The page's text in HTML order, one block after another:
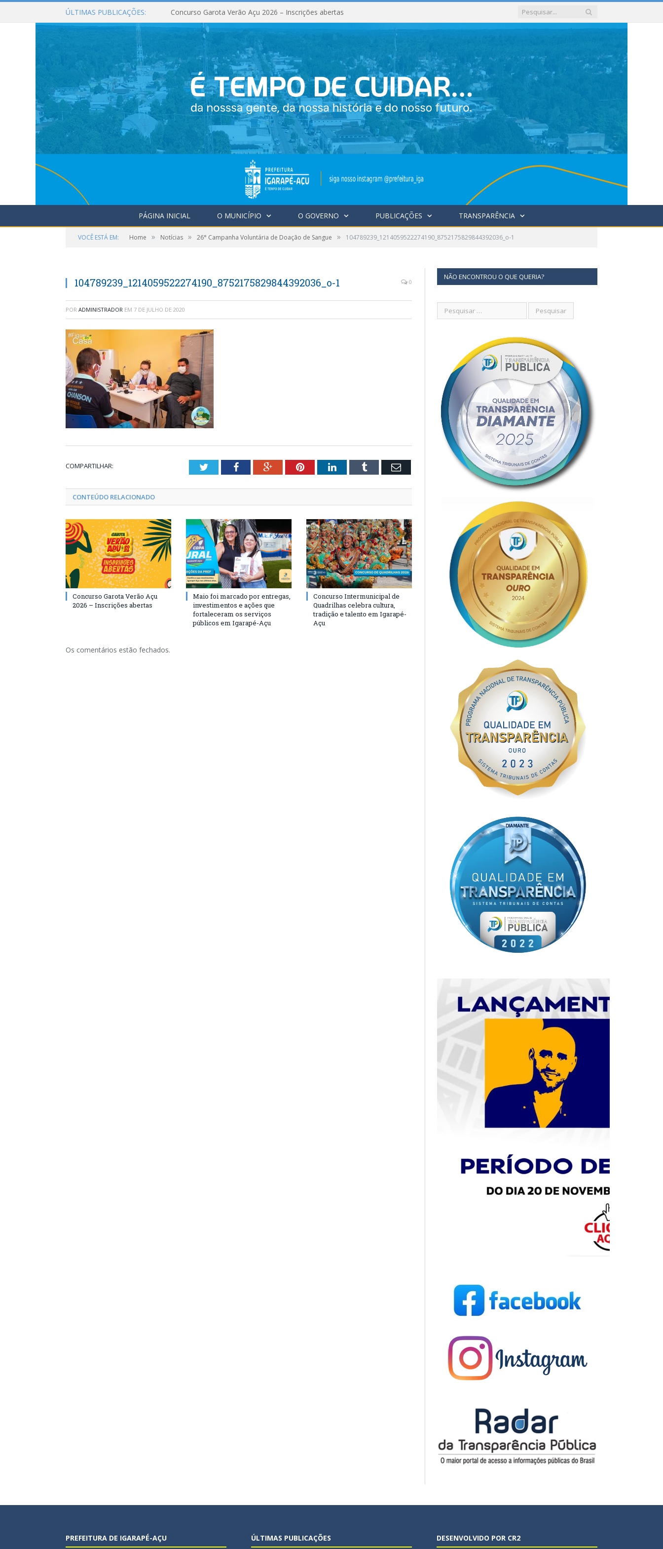
ÚLTIMAS PUBLICAÇÕES: Concurso Garota Verão Açu 2026 – Inscrições abertas
PÁGINA INICIAL O MUNICÍPIO O GOVERNO PUBLICAÇÕES TRANSPARÊNCIA
VOCÊ ESTÁ EM: Home » Notícias » 26° Campanha Voluntária de Doação de Sangue » 104789239_1214059522274190_8752175829844392036_o-1
104789239_1214059522274190_8752175829844392036_o-1 0
POR ADMINISTRADOR EM 7 DE JULHO DE 2020
COMPARTILHAR: TwitterFacebookGoogle+PinterestLinkedInTumblr Email
CONTEÚDO RELACIONADO
Concurso Garota Verão Açu
2026 – Inscrições abertas
Maio foi marcado por entregas,
investimentos e ações que
fortaleceram os serviços
públicos em Igarapé-Açu
Concurso Intermunicipal de
Quadrilhas celebra cultura,
tradição e talento em Igarapé-
Açu
Os comentários estão fechados.
NÃO ENCONTROU O QUE QUERIA?
PREFEITURA DE IGARAPÉ-AÇU ÚLTIMAS PUBLICAÇÕES DESENVOLVIDO POR CR2